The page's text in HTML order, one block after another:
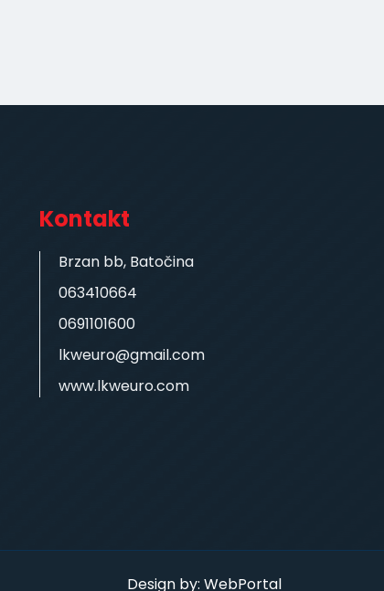
Kontakt
Brzan bb, Batočina
063410664
0691101600
lkweuro@gmail.com
www.lkweuro.com
Design by: WebPortal